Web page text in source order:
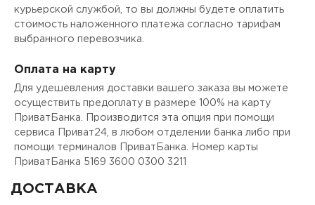
курьерской службой, то вы должны будете оплатить
стоимость наложенного платежа согласно тарифам
выбранного перевозчика.
Оплата на карту
Для удешевления доставки вашего заказа вы можете
осуществить предоплату в размере 100% на карту
ПриватБанка. Производится эта опция при помощи
сервиса Приват24, в любом отделении банка либо при
помощи терминалов ПриватБанка. Номер карты
ПриватБанка 5169 3600 0300 3211
ДОСТАВКА